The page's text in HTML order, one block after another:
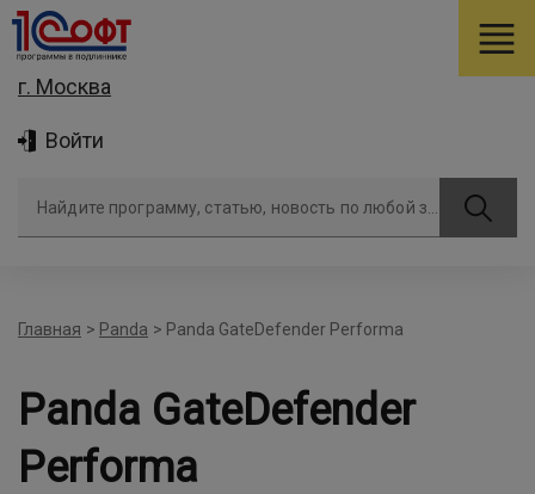
г. Москва
Войти
Главная > Panda > Panda GateDefender Performa
Panda GateDefender
Performa